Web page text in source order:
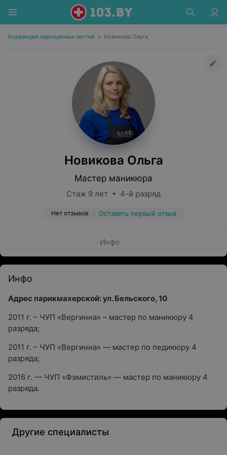
Коррекция нарощенных ногтей • Новикова Ольга
Новикова Ольга
Мастер маникюра
Стаж 9 лет • 4-й разряд
Нет отзывов Оставить первый отзыв
Инфо
Инфо
Адрес парикмахерской: ул. Бельского, 10
2011 г. – ЧУП «Вергинна» – мастер по маникюру 4
разряда;
2011 г. – ЧУП «Вергинна» — мастер по педикюру 4
разряда;
2016 г. — ЧУП «Фэмистиль» — мастер по маникюру 4
разряда.
Другие специалисты